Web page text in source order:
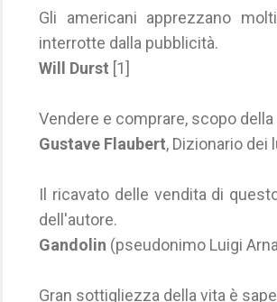
Gli americani apprezzano
interrotte dalla pubblicità.
Will Durst [1]
Vendere e comprare, scopo della
Gustave Flaubert, Dizionario
Il ricavato delle vendita di
dell'autore.
Gandolin (pseudonimo Luigi
Gran sottigliezza della vita è